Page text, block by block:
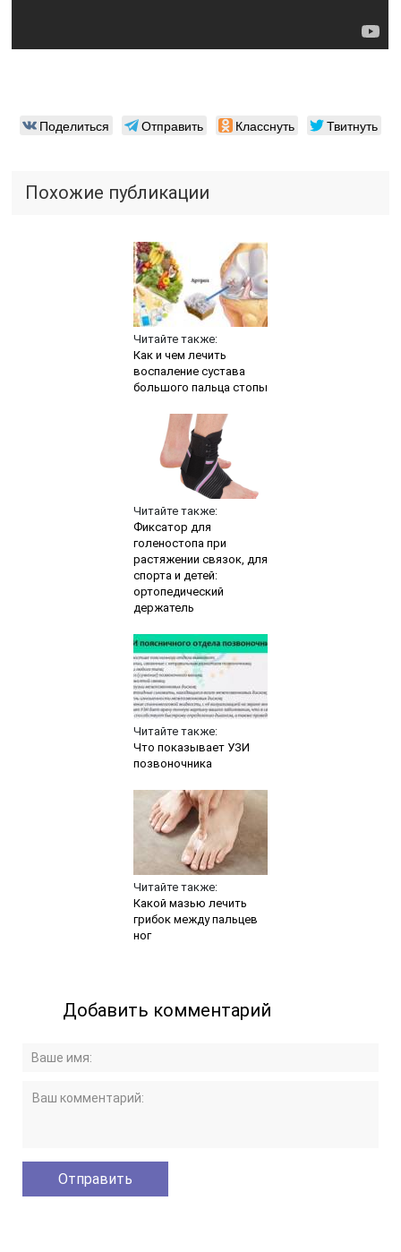
Поделиться Отправить Класснуть Твитнуть
Похожие публикации
Читайте также:
Как и чем лечить
воспаление сустава
большого пальца стопы
Читайте также:
Фиксатор для
голеностопа при
растяжении связок, для
спорта и детей:
ортопедический
держатель
Читайте также:
Что показывает УЗИ
позвоночника
Читайте также:
Какой мазью лечить
грибок между пальцев
ног
Добавить комментарий